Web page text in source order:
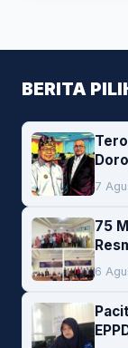
BERITA
7
75
6